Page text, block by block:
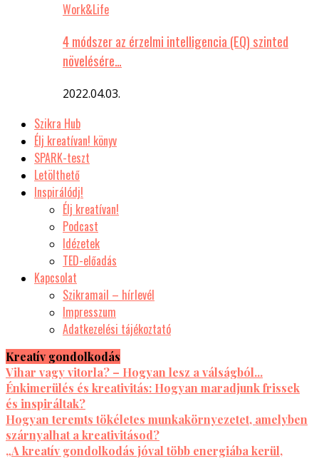
Work&Life
4 módszer az érzelmi intelligencia (EQ) szinted
növelésére…
2022.04.03.
Szikra Hub
Élj kreatívan! könyv
SPARK-teszt
Letölthető
Inspirálódj!
Élj kreatívan!
Podcast
Idézetek
TED-előadás
Kapcsolat
Szikramail – hírlevél
Impresszum
Adatkezelési tájékoztató
Kreatív gondolkodás
Vihar vagy vitorla? – Hogyan lesz a válságból...
Énkimerülés és kreativitás: Hogyan maradjunk frissek
és inspiráltak?
Hogyan teremts tökéletes munkakörnyezetet, amelyben
szárnyalhat a kreativitásod?
„A kreatív gondolkodás jóval több energiába kerül,